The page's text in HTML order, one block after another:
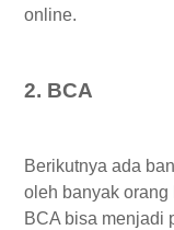
online.
2. BCA
Berikutnya ada
oleh banyak
BCA bisa menjadi